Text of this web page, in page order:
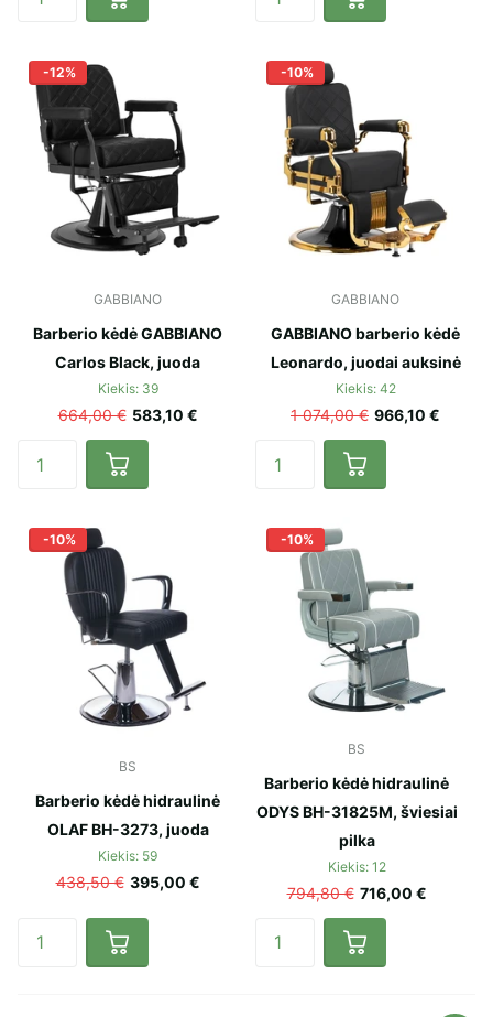
-12%
GABBIANO
Barberio kėdė GABBIANO
Carlos Black, juoda
Kiekis: 39
664,00 € 583,10 €
-10%
GABBIANO
GABBIANO barberio kėdė
Leonardo, juodai auksinė
Kiekis: 42
1 074,00 € 966,10 €
-10%
BS
Barberio kėdė hidraulinė
OLAF BH-3273, juoda
Kiekis: 59
438,50 € 395,00 €
-10%
BS
Barberio kėdė hidraulinė
ODYS BH-31825M, šviesiai
pilka
Kiekis: 12
794,80 € 716,00 €